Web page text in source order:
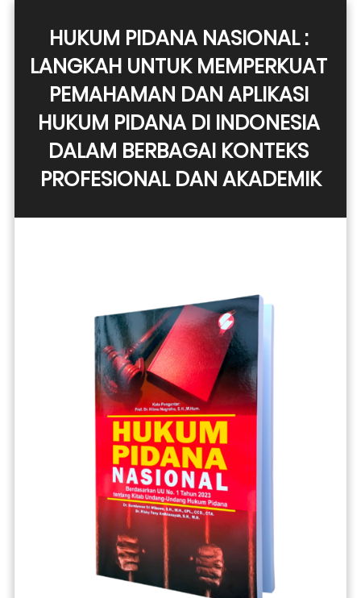
HUKUM PIDANA NASIONAL :
LANGKAH UNTUK MEMPERKUAT
PEMAHAMAN DAN APLIKASI
HUKUM PIDANA DI INDONESIA
DALAM BERBAGAI KONTEKS
PROFESIONAL DAN AKADEMIK